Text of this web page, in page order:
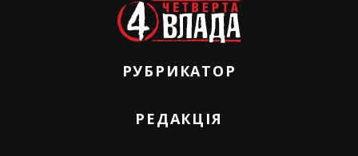
РУБРИКАТОР
РЕДАКЦІЯ